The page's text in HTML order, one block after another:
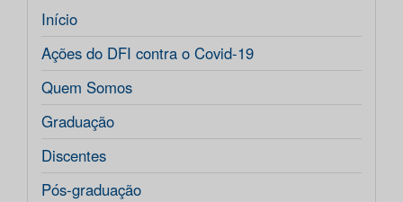
Início
Ações do DFI contra o Covid-19
Quem Somos
Graduação
Discentes
Pós-graduação